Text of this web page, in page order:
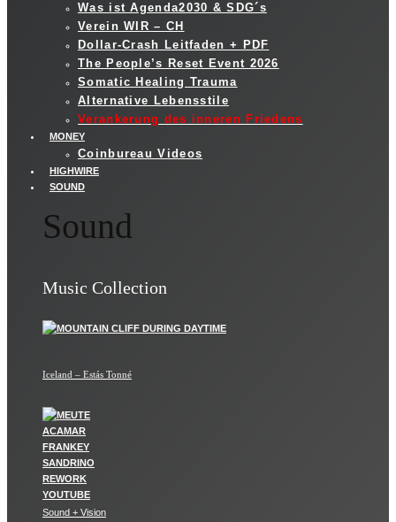
Was ist Agenda2030 & SDG´s
Verein WIR – CH
Dollar-Crash Leitfaden + PDF
The People’s Reset Event 2026
Somatic Healing Trauma
Alternative Lebensstile
Verankerung des inneren Friedens
MONEY
Coinbureau Videos
HIGHWIRE
SOUND
Sound
Music Collection
Iceland – Estás Tonné
Sound + Vision